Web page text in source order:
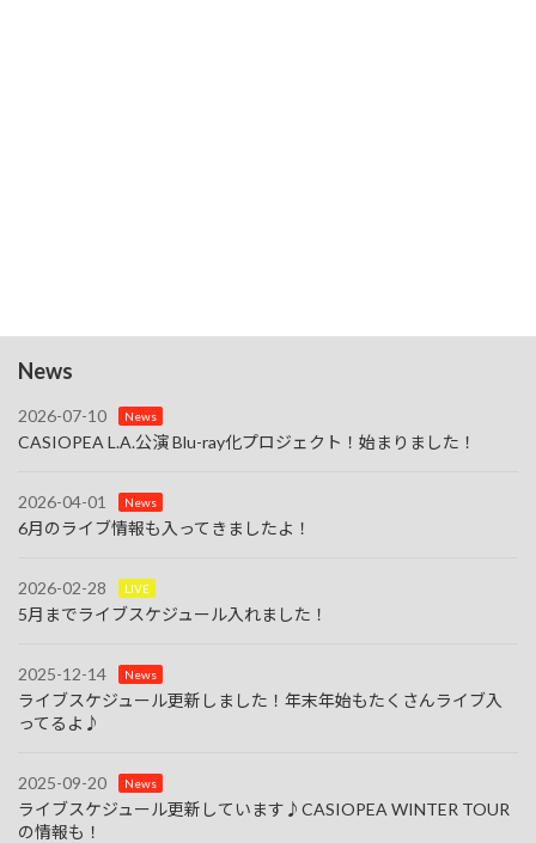
News
2026-07-10 News
CASIOPEA L.A.公演 Blu-ray化プロジェクト！始まりました！
2026-04-01 News
6月のライブ情報も入ってきましたよ！
2026-02-28 LIVE
5月までライブスケジュール入れました！
2025-12-14 News
ライブスケジュール更新しました！年末年始もたくさんライブ入
ってるよ♪
2025-09-20 News
ライブスケジュール更新しています♪CASIOPEA WINTER TOUR
の情報も！